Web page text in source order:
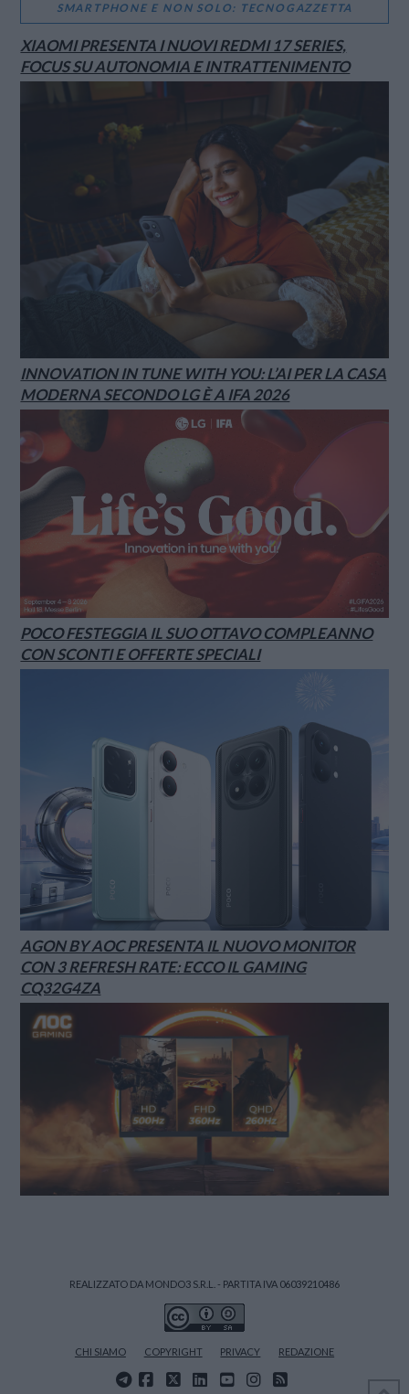
SMARTPHONE E NON SOLO: TECNOGAZZETTA
XIAOMI PRESENTA I NUOVI REDMI 17 SERIES,
FOCUS SU AUTONOMIA E INTRATTENIMENTO
INNOVATION IN TUNE WITH YOU: L’AI PER LA CASA
MODERNA SECONDO LG È A IFA 2026
POCO FESTEGGIA IL SUO OTTAVO COMPLEANNO
CON SCONTI E OFFERTE SPECIALI
AGON BY AOC PRESENTA IL NUOVO MONITOR
CON 3 REFRESH RATE: ECCO IL GAMING
CQ32G4ZA
REALIZZATO DA MONDO3 S.R.L. - PARTITA IVA 06039210486
CHI SIAMO COPYRIGHT PRIVACY REDAZIONE